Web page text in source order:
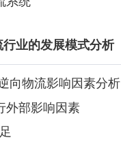
行业的发展模式分析
向物流影响因素分析
外部影响因素